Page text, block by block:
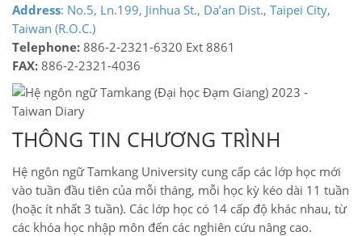
Address: No.5, Ln.199, Jinhua St., Da’an Dist., Taipei City,
Taiwan (R.O.C.)
Telephone: 886-2-2321-6320 Ext 8861
FAX: 886-2-2321-4036
THÔNG TIN CHƯƠNG TRÌNH
Hệ ngôn ngữ Tamkang University cung cấp các lớp học mới
vào tuần đầu tiên của mỗi tháng, mỗi học kỳ kéo dài 11 tuần
(hoặc ít nhất 3 tuần). Các lớp học có 14 cấp độ khác nhau, từ
các khóa học nhập môn đến các nghiên cứu nâng cao.